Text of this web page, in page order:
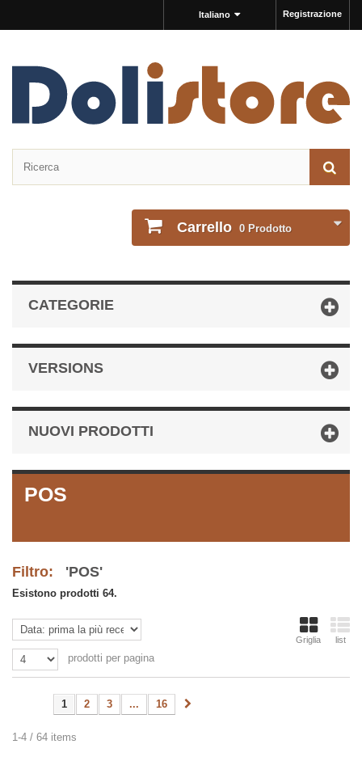
Registrazione
Italiano
Carrello 0 Prodotto
CATEGORIE
VERSIONS
NUOVI PRODOTTI
POS
Filtro: 'POS'
Esistono prodotti 64.
Griglia list
prodotti per pagina
1 2 3 ... 16
1-4 / 64 items